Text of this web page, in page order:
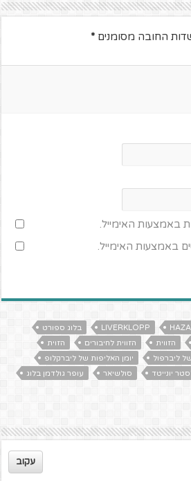
החובה מסומנים*
באמצעות האימייל.
באמצעות האימייל.
LIVERKLOPP
בלוג ספורט
הזווית הזווית לחיבורים
הזוית
ליברפול
יומן האליפות של ליברקלופ
יונייטד סולשיאר
עופר גולדמן בלוג
עקוב